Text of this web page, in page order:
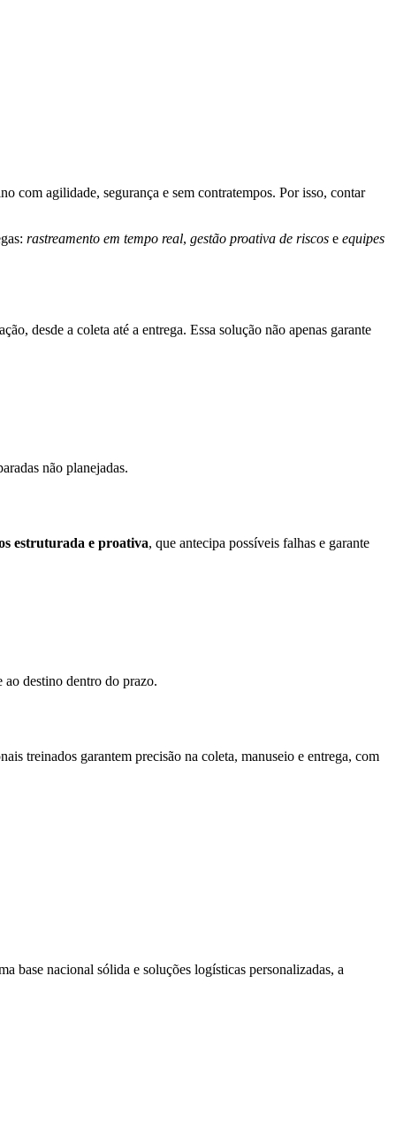
com agilidade, segurança e sem contratempos. Por isso, contar
rastreamento em tempo real, gestão proativa de riscos e equipes
desde a coleta até a entrega. Essa solução não apenas garante
não planejadas.
estruturada e proativa, que antecipa possíveis falhas e garante
ao destino dentro do prazo.
treinados garantem precisão na coleta, manuseio e entrega, com
base nacional sólida e soluções logísticas personalizadas, a